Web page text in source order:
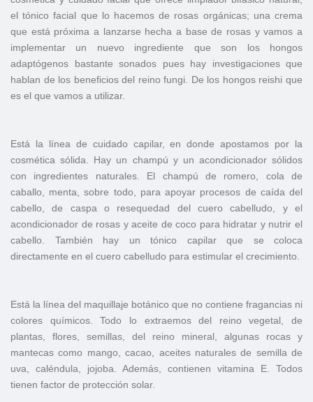
el tónico facial que lo hacemos de rosas orgánicas; una crema
que está próxima a lanzarse hecha a base de rosas y vamos a
implementar un nuevo ingrediente que son los hongos
adaptógenos bastante sonados pues hay investigaciones que
hablan de los beneficios del reino fungi. De los hongos reishi que
es el que vamos a utilizar.
Está la línea de cuidado capilar, en donde apostamos por la
cosmética sólida. Hay un champú y un acondicionador sólidos
con ingredientes naturales. El champú de romero, cola de
caballo, menta, sobre todo, para apoyar procesos de caída del
cabello, de caspa o resequedad del cuero cabelludo, y el
acondicionador de rosas y aceite de coco para hidratar y nutrir el
cabello. También hay un tónico capilar que se coloca
directamente en el cuero cabelludo para estimular el crecimiento.
Está la línea del maquillaje botánico que no contiene fragancias ni
colores químicos. Todo lo extraemos del reino vegetal, de
plantas, flores, semillas, del reino mineral, algunas rocas y
mantecas como mango, cacao, aceites naturales de semilla de
uva, caléndula, jojoba. Además, contienen vitamina E. Todos
tienen factor de protección solar.